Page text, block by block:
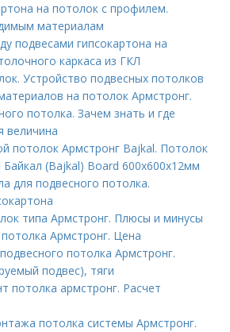
на потолок с профилем.
материалам
подвесами гипсокартона на
каркаса из ГКЛ
Устройство подвесных потолков
на потолок Армстронг.
потолка. Зачем знать и где
величина
потолок Армстронг Bajkal. Потолок
(Bajkal) Board 600х600х12мм
для подвесного потолка.
типа Армстронг. Плюсы и минусы
Армстронг. Цена
потолка Армстронг.
подвес), тяги
потолка армстронг. Расчет
потолка системы Армстронг.